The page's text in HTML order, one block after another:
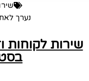
נערך
שירות לקוחות